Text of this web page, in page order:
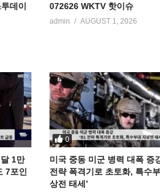
데이
072626 WKTV 핫이슈
admin AUGUST 1, 2026
1만
7포인
0
미국 중동 미군 병력 대폭 증
전략 폭격기로 초토화, 특수
상전 태세’